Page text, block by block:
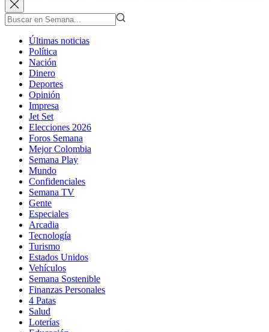
Últimas noticias
Política
Nación
Dinero
Deportes
Opinión
Impresa
Jet Set
Elecciones 2026
Foros Semana
Mejor Colombia
Semana Play
Mundo
Confidenciales
Semana TV
Gente
Especiales
Arcadia
Tecnología
Turismo
Estados Unidos
Vehículos
Semana Sostenible
Finanzas Personales
4 Patas
Salud
Loterías